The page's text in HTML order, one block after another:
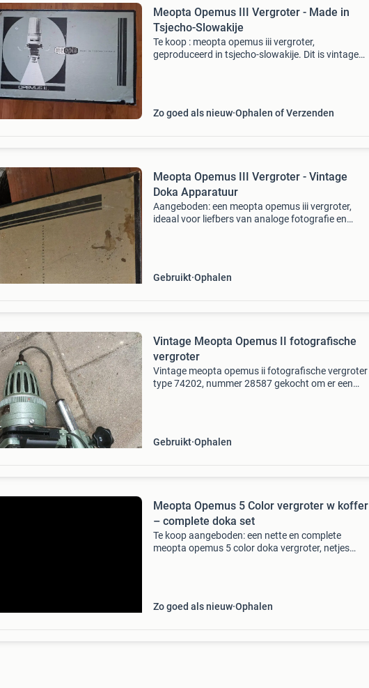
Meopta Opemus III Vergroter - Made in
Tsjecho-Slowakije
Te koop : meopta opemus iii vergroter,
geproduceerd in tsjecho-slowakije. Dit is vintage
Zo goed als nieuw Ophalen of Verzenden
Meopta Opemus III Vergroter - Vintage
Doka Apparatuur
Aangeboden: een meopta opemus iii vergroter,
ideaal voor liefbers van analoge fotografie en
Gebruikt Ophalen
Vintage Meopta Opemus II fotografische
vergroter
Vintage meopta opemus ii fotografische vergroter
type 74202, nummer 28587 gekocht om er een
Gebruikt Ophalen
Meopta Opemus 5 Color vergroter w koffer
– complete doka set
Te koop aangeboden: een nette en complete
meopta opemus 5 color doka vergroter, netjes
Zo goed als nieuw Ophalen